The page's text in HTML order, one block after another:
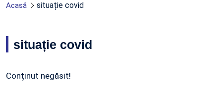
Acasă situație covid
situație covid
Conținut negăsit!